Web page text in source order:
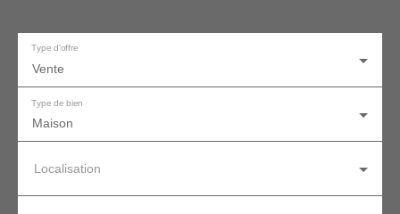
Vente
Type d'offre
Maison
Type de bien
Localisation